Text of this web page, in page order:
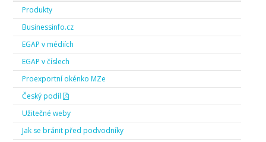
Produkty
Businessinfo.cz
EGAP v médiích
EGAP v číslech
Proexportní okénko MZe
Český podíl
Užitečné weby
Jak se bránit před podvodníky